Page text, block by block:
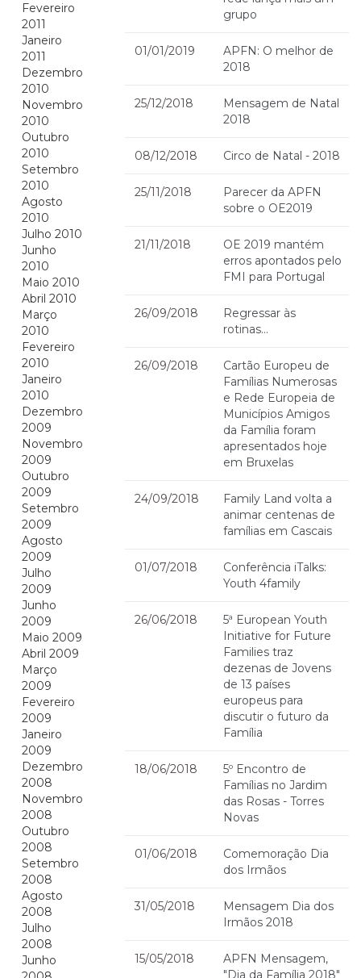
Fevereiro
2011
Janeiro
2011
Dezembro
2010
Novembro
2010
Outubro
2010
Setembro
2010
Agosto
2010
Julho 2010
Junho
2010
Maio 2010
Abril 2010
Março
2010
Fevereiro
2010
Janeiro
2010
Dezembro
2009
Novembro
2009
Outubro
2009
Setembro
2009
Agosto
2009
Julho
2009
Junho
2009
Maio 2009
Abril 2009
Março
2009
Fevereiro
2009
Janeiro
2009
Dezembro
2008
Novembro
2008
Outubro
2008
Setembro
2008
Agosto
2008
Julho
2008
Junho
grupo
01/01/2019
APFN: O melhor de
2018
25/12/2018
Mensagem de Natal
2018
08/12/2018 Circo de Natal - 2018
25/11/2018
Parecer da APFN
sobre o OE2019
21/11/2018
OE 2019 mantém
erros apontados pelo
FMI para Portugal
26/09/2018
Regressar às
rotinas...
26/09/2018
Cartão Europeu de
Famílias Numerosas
e Rede Europeia de
Municípios Amigos
da Família foram
apresentados hoje
em Bruxelas
24/09/2018
Family Land volta a
animar centenas de
famílias em Cascais
01/07/2018
Conferência iTalks:
Youth 4family
26/06/2018
5ª European Youth
Initiative for Future
Families traz
dezenas de Jovens
de 13 países
europeus para
discutir o futuro da
Família
18/06/2018
5º Encontro de
Famílias no Jardim
das Rosas - Torres
Novas
01/06/2018
Comemoração Dia
dos Irmãos
31/05/2018
Mensagem Dia dos
Irmãos 2018
15/05/2018
APFN Mensagem,
"Dia da Família 2018"